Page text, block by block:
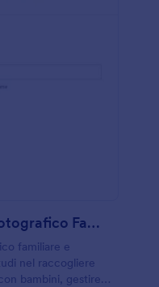
Modulo Di Contratto Fotografico Famiglia E Bambini
familiare e
nel raccogliere
bambini, gestire